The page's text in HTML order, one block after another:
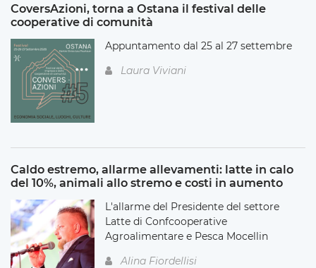
CoversAzioni, torna a Ostana il festival delle
cooperative di comunità
Appuntamento dal 25 al 27 settembre
Laura Viviani
Caldo estremo, allarme allevamenti: latte in calo
del 10%, animali allo stremo e costi in aumento
L'allarme del Presidente del settore
Latte di Confcooperative
Agroalimentare e Pesca Mocellin
Alina Fiordellisi